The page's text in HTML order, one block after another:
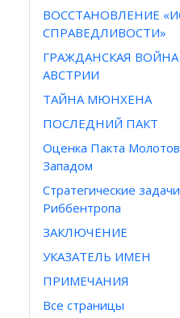
ВОССТАНОВЛЕНИЕ
СПРАВЕДЛИВОСТИ»
ГРАЖДАНСКАЯ
АВСТРИИ
ТАЙНА МЮНХЕНА
ПОСЛЕДНИЙ ПАКТ
Оценка Пакта
Западом
Стратегические
Риббентропа
ЗАКЛЮЧЕНИЕ
УКАЗАТЕЛЬ ИМЕН
ПРИМЕЧАНИЯ
Все страницы